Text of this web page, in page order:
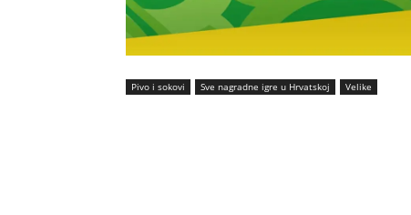
Pivo i sokovi Sve nagradne igre u Hrvatskoj Velike